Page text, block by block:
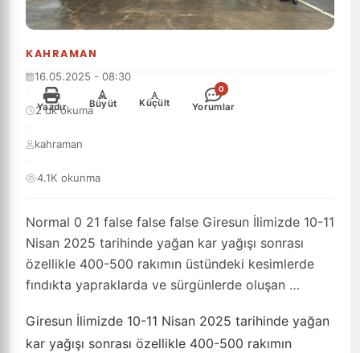
KAHRAMAN
Normal 0 21 false false false Giresun İlimizde 10-11
Nisan 2025 tarihinde yağan kar yağışı sonrası
özellikle 400-500 rakımın üstündeki kesimlerde
fındıkta yapraklarda ve sürgünlerde oluşan …
16.05.2025 - 08:30
·
2 dk okuma
·
kahraman
·
4.1K okunma
Yazdır
+
Büyüt
-
Küçült
0
Yorumlar
Giresun İlimizde 10-11 Nisan 2025 tarihinde yağan
kar yağışı sonrası özellikle 400-500 rakımın